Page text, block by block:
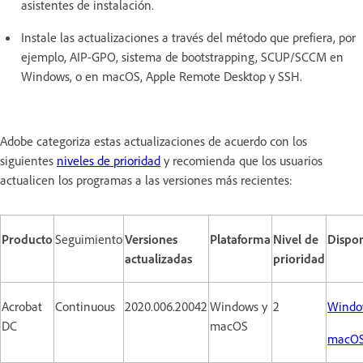
asistentes de instalación.
Instale las actualizaciones a través del método que prefiera, por
ejemplo, AIP-GPO, sistema de bootstrapping, SCUP/SCCM en
Windows, o en macOS, Apple Remote Desktop y SSH.
Adobe categoriza estas actualizaciones de acuerdo con los
siguientes niveles de prioridad y recomienda que los usuarios
actualicen los programas a las versiones más recientes:
Producto SeguimientoVersiones
actualizadas
Plataforma Nivel de
prioridad
Acrobat
DC
Continuous 2020.006.20042 Windows y
macOS
2